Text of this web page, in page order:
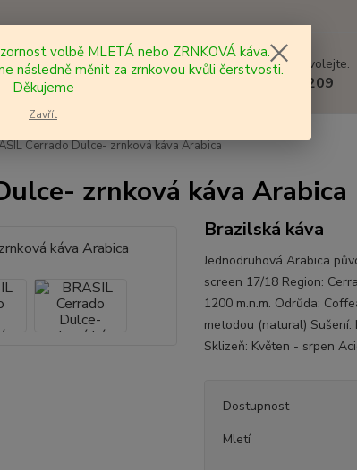
Hledat Nevíte si rady? Zavolejte.
+420 602 577 209
Cerrado Dulce- zrnková káva Arabica
zrnková káva Arabica
Brazilská káva
Jednodruhová Arabica
screen 17/18 Region:
1200 m.n.m. Odrůda:
metodou (natural)
Sklizeň: Květen - srpen
Dostupnost
Mletí
volbě MLETÁ nebo ZRNKOVÁ káva.
následně měnit za zrnkovou kvůli čerstvosti.
Děkujeme
Zavřít